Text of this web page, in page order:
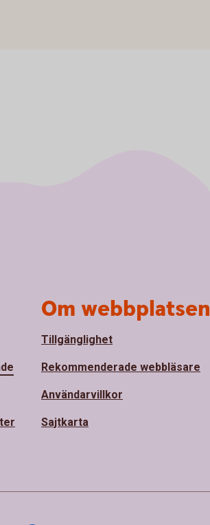
Om webbplatsen
Tillgänglighet
Rekommenderade webbläsare
Användarvillkor
Sajtkarta